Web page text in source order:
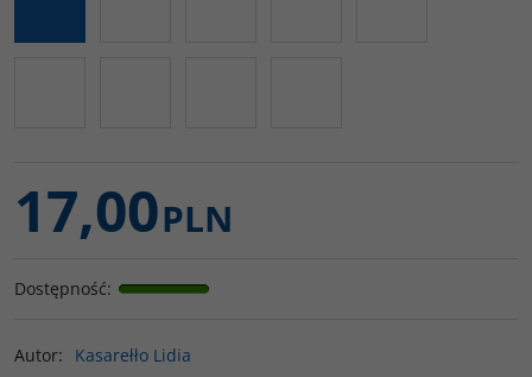
17,00PLN
Dostępność:
Autor: Kasarełło Lidia